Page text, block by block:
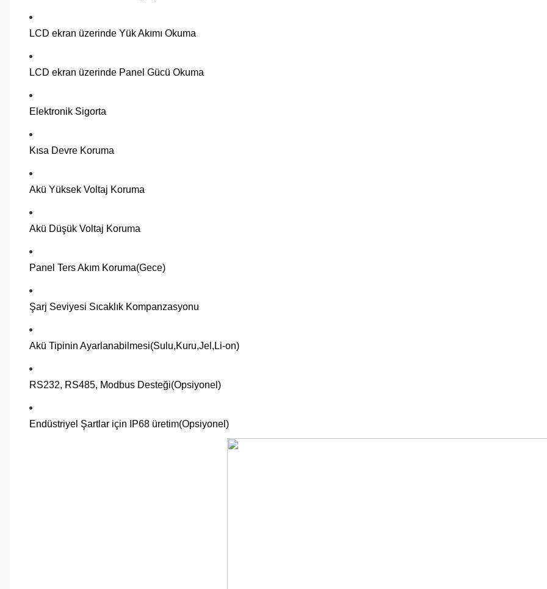
LCD ekran üzerinde Yük Akımı Okuma
LCD ekran üzerinde Panel Gücü Okuma
Elektronik Sigorta
Kısa Devre Koruma
Akü Yüksek Voltaj Koruma
Akü Düşük Voltaj Koruma
Panel Ters Akım Koruma(Gece)
Şarj Seviyesi Sıcaklık Kompanzasyonu
Akü Tipinin Ayarlanabilmesi(Sulu,Kuru,Jel,Li-on)
RS232, RS485, Modbus Desteği(Opsiyonel)
Endüstriyel Şartlar için IP68 üretim(Opsiyonel)